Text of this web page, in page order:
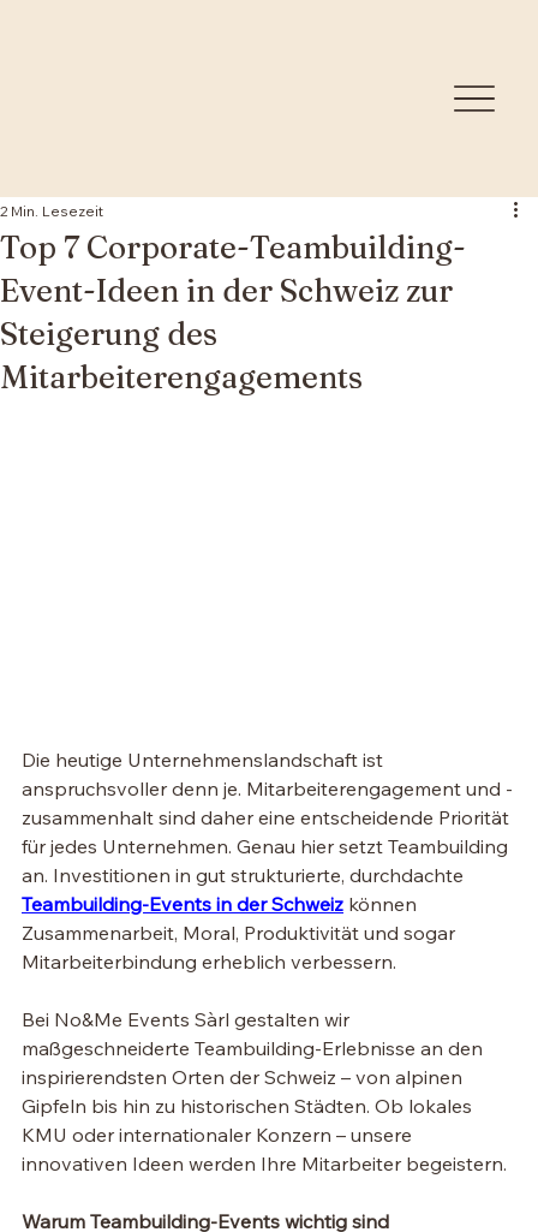
Top 7 Corporate-Teambuilding-
Event-Ideen in der Schweiz zur
Steigerung des
Mitarbeiterengagements
2 Min. Lesezeit
Die heutige Unternehmenslandschaft ist
anspruchsvoller denn je. Mitarbeiterengagement und -
zusammenhalt sind daher eine entscheidende Priorität
für jedes Unternehmen. Genau hier setzt Teambuilding
an. Investitionen in gut strukturierte, durchdachte
Teambuilding-Events in der Schweiz können
Zusammenarbeit, Moral, Produktivität und sogar
Mitarbeiterbindung erheblich verbessern.
Bei No&Me Events Sàrl gestalten wir
maßgeschneiderte Teambuilding-Erlebnisse an den
inspirierendsten Orten der Schweiz – von alpinen
Gipfeln bis hin zu historischen Städten. Ob lokales
KMU oder internationaler Konzern – unsere
innovativen Ideen werden Ihre Mitarbeiter begeistern.
Warum Teambuilding-Events wichtig sind